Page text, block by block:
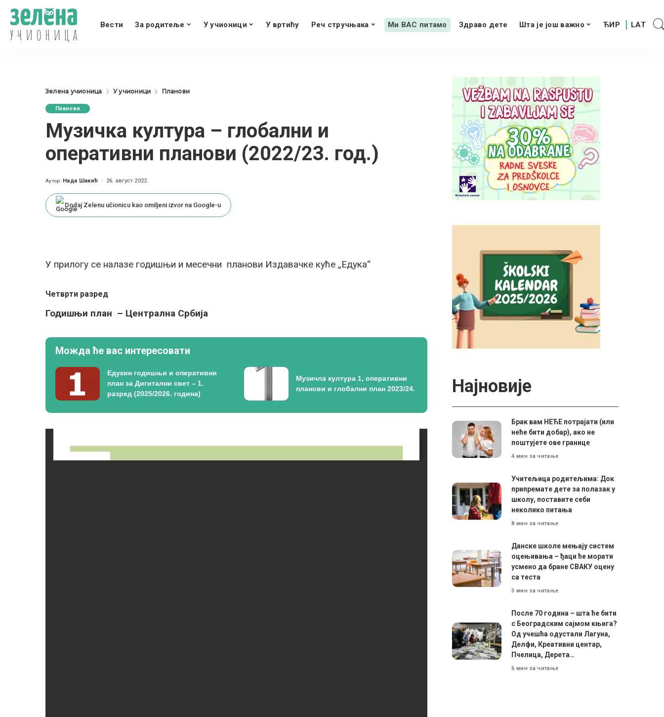
Вести За родитеље У учионици У вртићу Реч стручњака Ми ВАС питамо Здраво дете Шта је још важно
Зелена учионица У учионици Планови
Планови
Музичка култура – глобални и
оперативни планови (2022/23. год.)
Posted
Аутор: Нада Шакић 26. август 2022.
Dodaj Zelenu učionicu kao omiljeni izvor na Google-u
У прилогу се налазе годишњи и месечни планови Издавачке куће „Едука“
Четврти разред
Годишњи план – Централна Србија
Можда ће вас интересовати
Едукин годишњи и оперативни
план за Дигитални свет – 1.
разред (2025/2026. година)
Музичла култура 1, оперативни
планови и глобални план 2023/24.
Најновије
Брак вам НЕЋЕ потрајати (или
неће бити добар), ако не
поштујете ове границе
4 мин за читање
Учитељица родитељима: Док
припремате дете за полазак у
школу, поставите себи
неколико питања
8 мин за читање
Данске школе мењају систем
оцењивања – ђаци ће морати
усмено да бране СВАКУ оцену
са теста
3 мин за читање
После 70 година – шта ће бити
с Београдским сајмом књига?
Од учешћа одустали Лагуна,
Делфи, Креативни центар,
Пчелица, Дерета…
6 мин за читање